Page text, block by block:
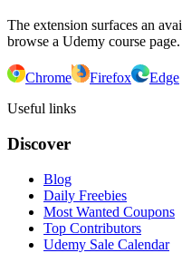
The extension surfaces an
browse a Udemy course page.
Chrome Firefox
Edge
Useful links
Discover
Blog
Daily Freebies
Most Wanted Coupons
Top Contributors
Udemy Sale Calendar